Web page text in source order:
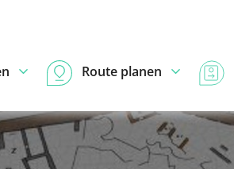
Route planen